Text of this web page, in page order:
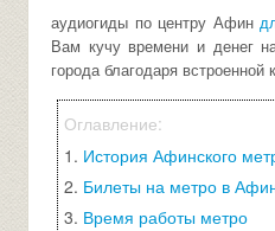
аудиогиды по центру Афин
Вам кучу времени и денег
города благодаря встроенной
История Афинского
Билеты на метро в
Время работы метро